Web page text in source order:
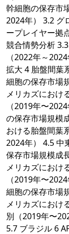
幹細胞の保存市
2024年） 3.2 グ
ープレイヤー拠
競合情勢分析
（2022年～
拡大 4 胎盤間葉
細胞の保存市場
メリカズにおけ
（2019年〜
の保存市場規模
おける胎盤間葉
2024年） 4.5 中
保存市場規模成
メリカズにおけ
（2019年〜
細胞の保存市場
メリカズにおけ
別（2019年〜
5.7 ブラジル 6